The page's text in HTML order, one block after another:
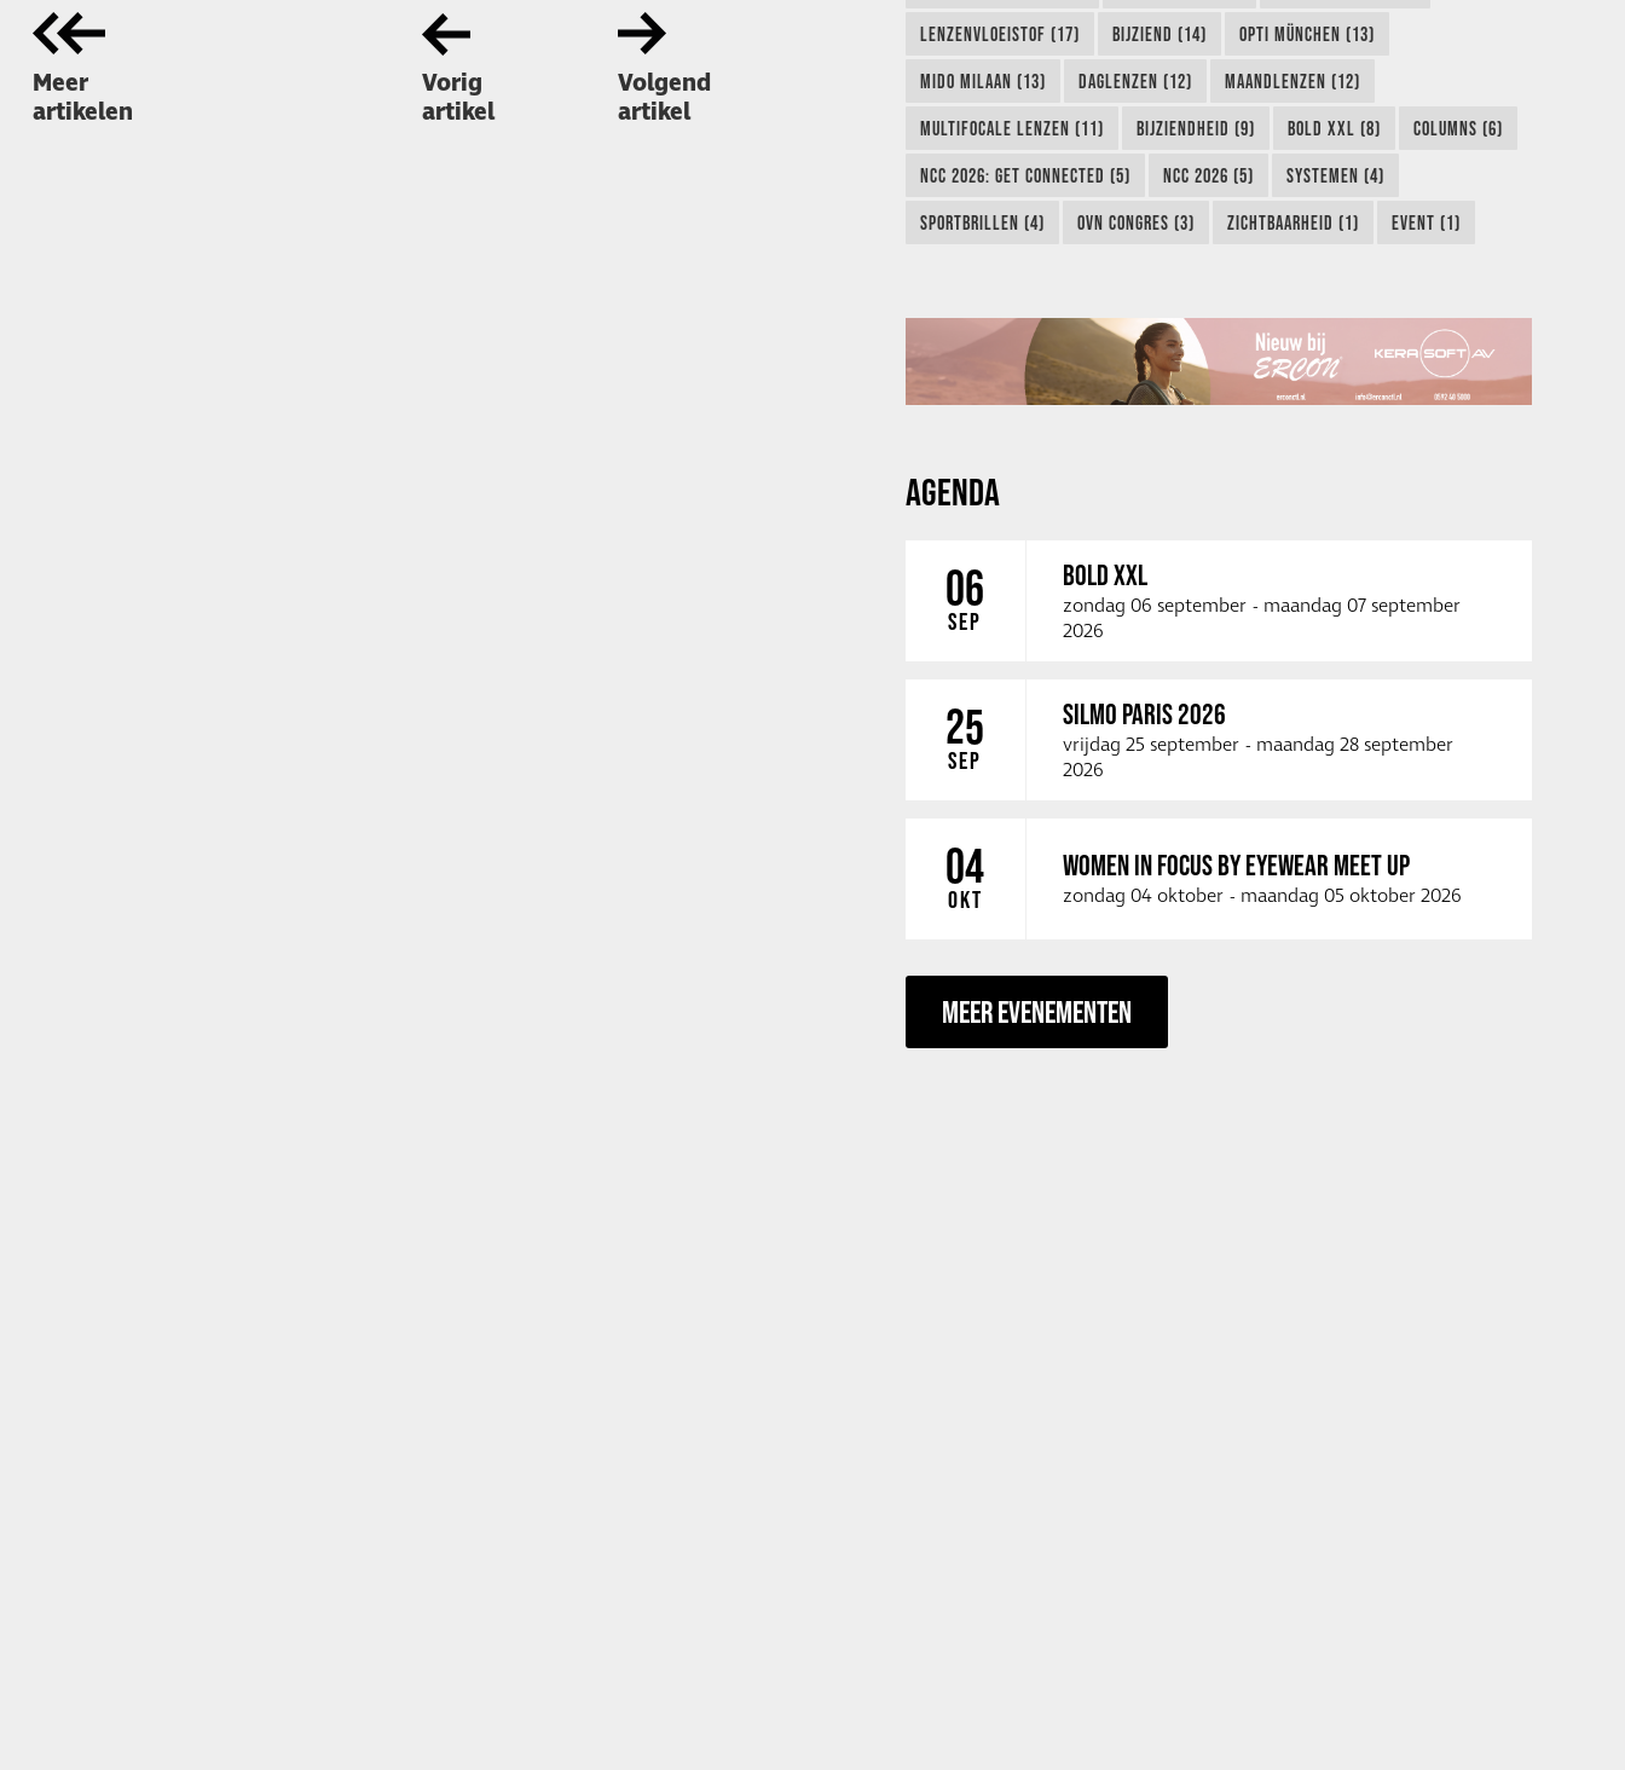
Meer
artikelen
Vorig
artikel
Volgend
artikel
LENZENVLOEISTOF (17) BIJZIEND (14) OPTI MÜNCHEN (13)
MIDO MILAAN (13) DAGLENZEN (12) MAANDLENZEN (12)
MULTIFOCALE LENZEN (11) BIJZIENDHEID (9) BOLD XXL (8) COLUMNS (6)
NCC 2026: GET CONNECTED (5) NCC 2026 (5) SYSTEMEN (4)
SPORTBRILLEN (4) OVN CONGRES (3) ZICHTBAARHEID (1) EVENT (1)
AGENDA
06
SEP
BOLD XXL
zondag 06 september - maandag 07 september
2026
25
SEP
SILMO PARIS 2026
vrijdag 25 september - maandag 28 september
2026
04
OKT
WOMEN IN FOCUS BY EYEWEAR MEET UP
zondag 04 oktober - maandag 05 oktober 2026
MEER EVENEMENTEN